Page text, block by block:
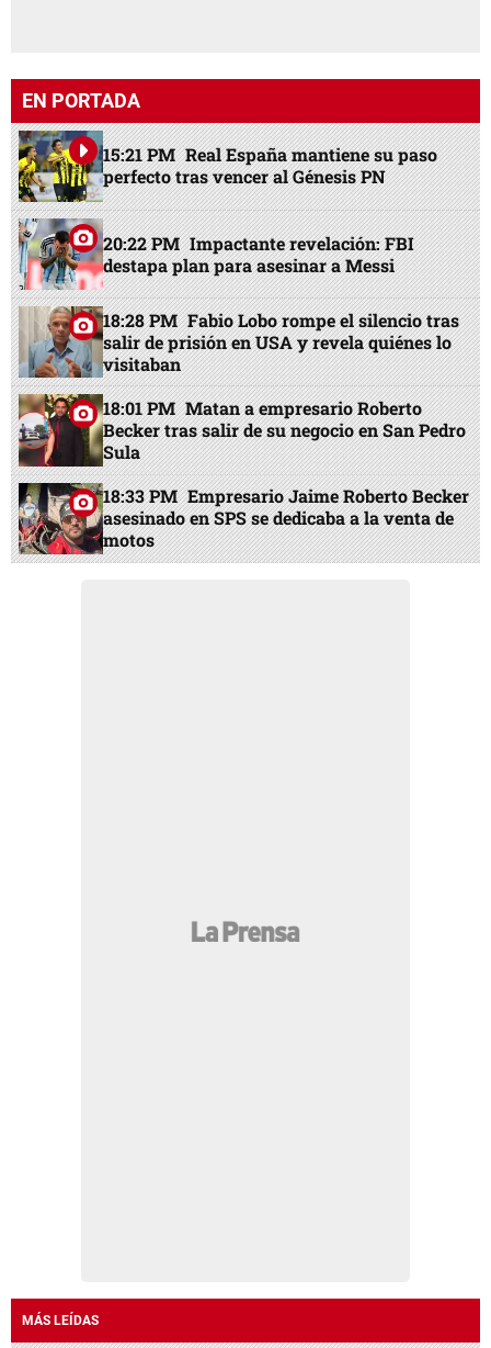
EN PORTADA
15:21 PM Real España mantiene su paso
perfecto tras vencer al Génesis PN
20:22 PM Impactante revelación: FBI
destapa plan para asesinar a Messi
18:28 PM Fabio Lobo rompe el silencio tras
salir de prisión en USA y revela quiénes lo
visitaban
18:01 PM Matan a empresario Roberto
Becker tras salir de su negocio en San Pedro
Sula
18:33 PM Empresario Jaime Roberto Becker
asesinado en SPS se dedicaba a la venta de
motos
MÁS LEÍDAS